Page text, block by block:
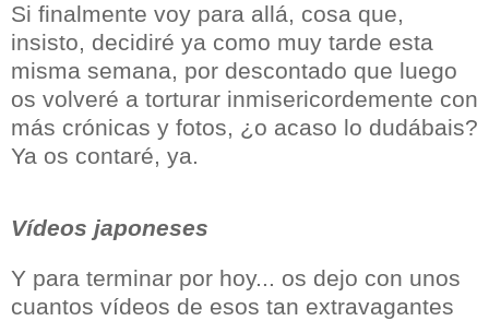
Si finalmente voy para allá, cosa que,
insisto, decidiré ya como muy tarde esta
misma semana, por descontado que luego
os volveré a torturar inmisericordemente con
más crónicas y fotos, ¿o acaso lo dudábais?
Ya os contaré, ya.
Vídeos japoneses
Y para terminar por hoy... os dejo con unos
cuantos vídeos de esos tan extravagantes